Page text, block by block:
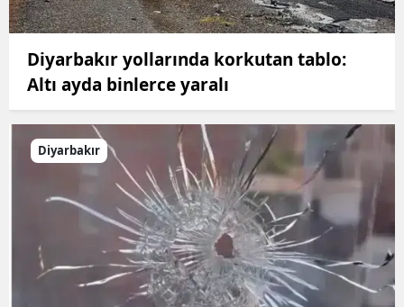
Diyarbakır yollarında korkutan tablo:
Altı ayda binlerce yaralı
Diyarbakır